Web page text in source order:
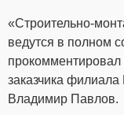
«Строительно-
ведутся в полном
прокомментировал
заказчика
Владимир Павлов.